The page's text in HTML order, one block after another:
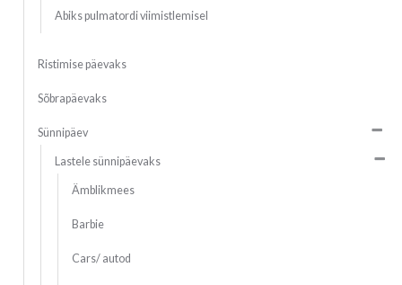
Abiks pulmatordi viimistlemisel
Ristimise päevaks
Sõbrapäevaks
Sünnipäev
Lastele sünnipäevaks
Ämblikmees
Barbie
Cars/ autod